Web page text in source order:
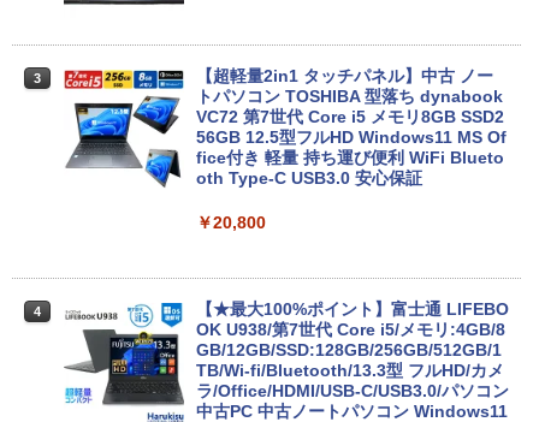
るーとゅーす コードレス ENCノイズキャン
セリング 自動ペアリング Type-C充電 マイク
付き 防水 タッチ式音量調整 スポーツ/通勤/通
学/WEB会議(ホワイト)
￥1,964
￥3,480
BUGS LIFE
art Basic)
￥1,625
コカ・コーラ やかんの麦茶 from 爽健美茶 ラ
￥572
スーパーの裏でヤニ吸うふたり 9巻 (デジタル
版ビッグガンガンコミックス)
￥810
3
【超軽量2in1 タッチパネル】中古 ノー
トパソコン TOSHIBA 型落ち dynabook
VC72 第7世代 Core i5 メモリ8GB SSD2
56GB 12.5型フルHD Windows11 MS Of
fice付き 軽量 持ち運び便利 WiFi Blueto
oth Type-C USB3.0 安心保証
￥20,800
4
【★最大100%ポイント】富士通 LIFEBO
OK U938/第7世代 Core i5/メモリ:4GB/8
GB/12GB/SSD:128GB/256GB/512GB/1
TB/Wi-fi/Bluetooth/13.3型 フルHD/カメ
ラ/Office/HDMI/USB-C/USB3.0/パソコン
中古PC 中古ノートパソコン Windows11